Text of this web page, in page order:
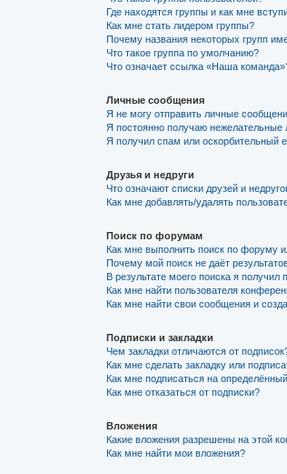
Где находятся группы и как мне
Как мне стать лидером группы?
Почему названия некоторых групп
Что такое группа по умолчанию?
Что означает ссылка «Наша
Личные сообщения
Я не могу отправить личные
Я постоянно получаю нежелательные
Я получил спам или оскорбительный
Друзья и недруги
Что означают списки друзей и
Как мне добавлять/удалять
Поиск по форумам
Как мне выполнить поиск по форуму
Почему мой поиск не даёт
В результате моего поиска я получил
Как мне найти пользователя
Как мне найти свои сообщения и
Подписки и закладки
Чем закладки отличаются от
Как мне сделать закладку или
Как мне подписаться на
Как мне отказаться от подписки?
Вложения
Какие вложения разрешены на этой
Как мне найти мои вложения?